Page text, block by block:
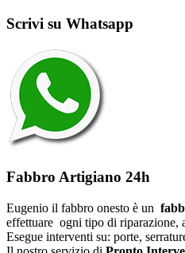
Scrivi su Whatsapp
Fabbro Artigiano 24h
Eugenio il fabbro onesto è un
effettuare ogni tipo di riparazione,
Esegue interventi su: porte,